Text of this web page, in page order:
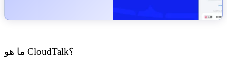
ما هو CloudTalk؟